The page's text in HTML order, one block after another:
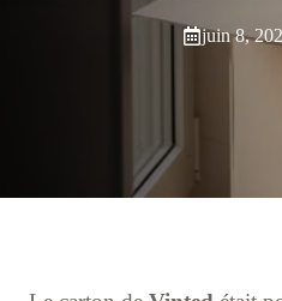
juin 8,